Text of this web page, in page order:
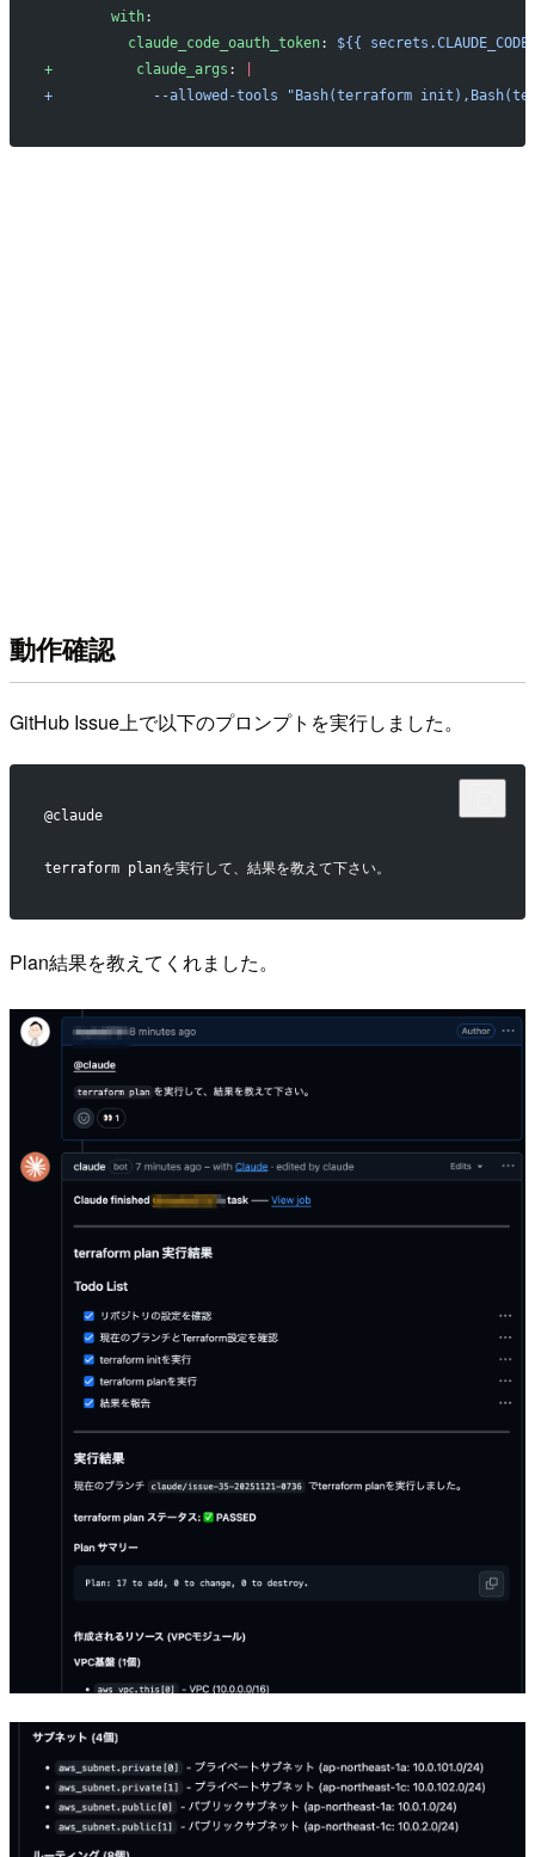
        with
:
          claude_code_oauth_token
: ${{
+          claude_args :
+            --allowed-tools "Bash(terraform
動作確認
GitHub Issue上で以下のプロンプトを実行しました。
@claude
terraform planを実行して、結果を教えて下さい。
Plan結果を教えてくれました。